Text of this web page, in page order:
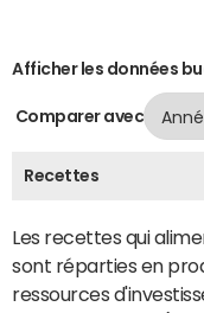
Afficher les données
Comparer avec
Recettes
Les recettes qui
sont réparties en
ressources